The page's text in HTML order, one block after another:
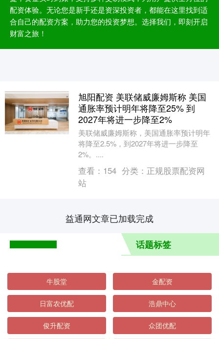
配资体验。无论您是新手还是资深投资者，都能在这里找到适
合自己的配资方案，助力您的投资梦想。选择我们，即刻开启
财富之旅！
旭阳配资 美联储威廉姆斯称 美国
通胀率预计明年将降至25% 到
2027年将进一步降至2%
美联储威廉姆斯称，美国通胀率预计明年
将降至2.5%，到2027年将进一步降至
2%。....
查看： 154 分类： 正规股票配资网
站
益通网文章已加载完成
话题标签
牛股堂 金配资
日富农优配 浩鼎中心
俊升配资 众团优配